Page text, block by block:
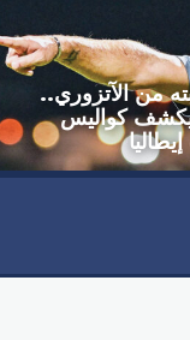
من الآتزوري..
يكشف كواليس